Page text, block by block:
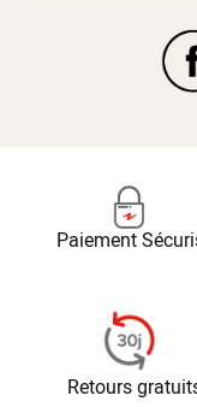
Paiement
Retours